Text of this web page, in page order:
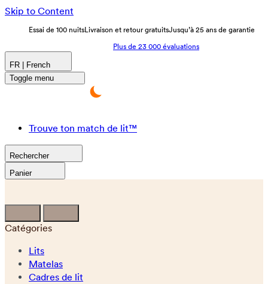
Skip to Content
Essai de 100 nuitsLivraison et retour gratuitsJusqu’à 25 ans de garantie
Plus de 23 000 évaluations
FR | French
Toggle menu
Trouve ton match de lit™
Rechercher
Panier
Catégories
Lits
Matelas
Cadres de lit